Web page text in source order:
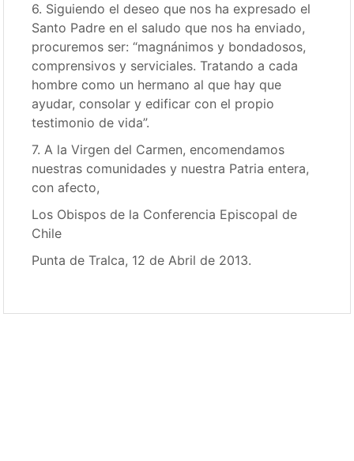
6. Siguiendo el deseo que nos ha expresado el
Santo Padre en el saludo que nos ha enviado,
procuremos ser: “magnánimos y bondadosos,
comprensivos y serviciales. Tratando a cada
hombre como un hermano al que hay que
ayudar, consolar y edificar con el propio
testimonio de vida”.
7. A la Virgen del Carmen, encomendamos
nuestras comunidades y nuestra Patria entera,
con afecto,
Los Obispos de la Conferencia Episcopal de
Chile
Punta de Tralca, 12 de Abril de 2013.